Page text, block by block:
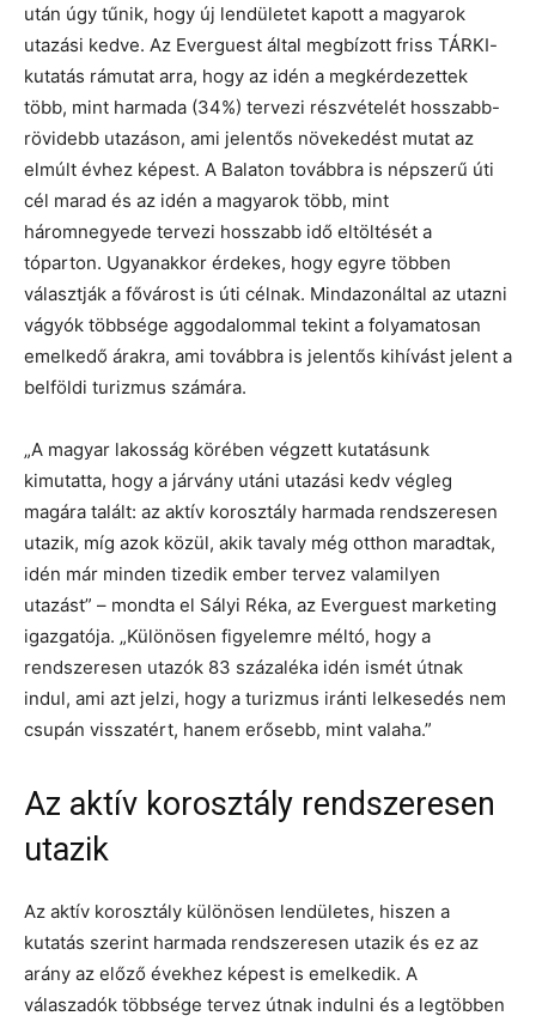
után úgy tűnik, hogy új lendületet kapott a magyarok
utazási kedve. Az Everguest által megbízott friss TÁRKI-
kutatás rámutat arra, hogy az idén a megkérdezettek
több, mint harmada (34%) tervezi részvételét hosszabb-
rövidebb utazáson, ami jelentős növekedést mutat az
elmúlt évhez képest. A Balaton továbbra is népszerű úti
cél marad és az idén a magyarok több, mint
háromnegyede tervezi hosszabb idő eltöltését a
tóparton. Ugyanakkor érdekes, hogy egyre többen
választják a fővárost is úti célnak. Mindazonáltal az utazni
vágyók többsége aggodalommal tekint a folyamatosan
emelkedő árakra, ami továbbra is jelentős kihívást jelent a
belföldi turizmus számára.
„A magyar lakosság körében végzett kutatásunk
kimutatta, hogy a járvány utáni utazási kedv végleg
magára talált: az aktív korosztály harmada rendszeresen
utazik, míg azok közül, akik tavaly még otthon maradtak,
idén már minden tizedik ember tervez valamilyen
utazást” – mondta el Sályi Réka, az Everguest marketing
igazgatója. „Különösen figyelemre méltó, hogy a
rendszeresen utazók 83 százaléka idén ismét útnak
indul, ami azt jelzi, hogy a turizmus iránti lelkesedés nem
csupán visszatért, hanem erősebb, mint valaha.”
Az aktív korosztály rendszeresen
utazik
Az aktív korosztály különösen lendületes, hiszen a
kutatás szerint harmada rendszeresen utazik és ez az
arány az előző évekhez képest is emelkedik. A
válaszadók többsége tervez útnak indulni és a legtöbben